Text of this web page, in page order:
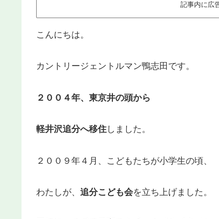
記事内に広
こんにちは。
カントリージェントルマン鴨志田です。
２００４年、東京井の頭から
軽井沢追分へ移住 しました。
２００９年４月、こどもたちが小学生の頃、
わたしが、 追分こども会を立ち上げました。